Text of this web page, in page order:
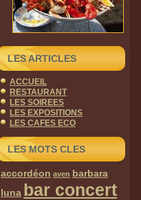
LES ARTICLES
ACCUEIL
RESTAURANT
LES SOIREES
LES EXPOSITIONS
LES CAFES ECO
LES MOTS CLES
accordéon aven barbara
luna bar concert